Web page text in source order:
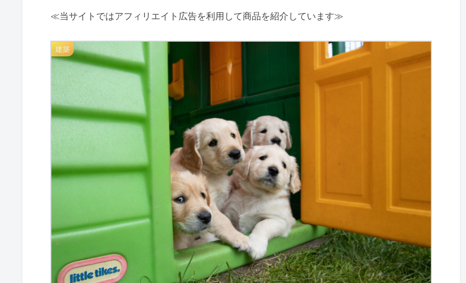
≪当サイトではアフィリエイト広告を利用して商品を紹介しています≫
建築